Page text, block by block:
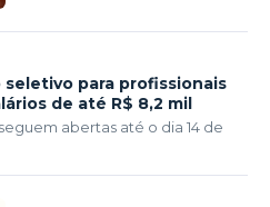
seletivo para profissionais
de até R$ 8,2 mil
abertas até o dia 14 de